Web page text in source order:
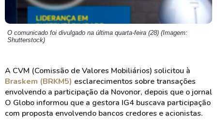
O comunicado foi divulgado na última quarta-feira (28) (Imagem:
Shutterstock)
A CVM (Comissão de Valores Mobiliários) solicitou à
Braskem (BRKM5) esclarecimentos sobre transações
envolvendo a participação da Novonor, depois que o jornal
O Globo informou que a gestora IG4 buscava participação
com proposta envolvendo bancos credores e acionistas.